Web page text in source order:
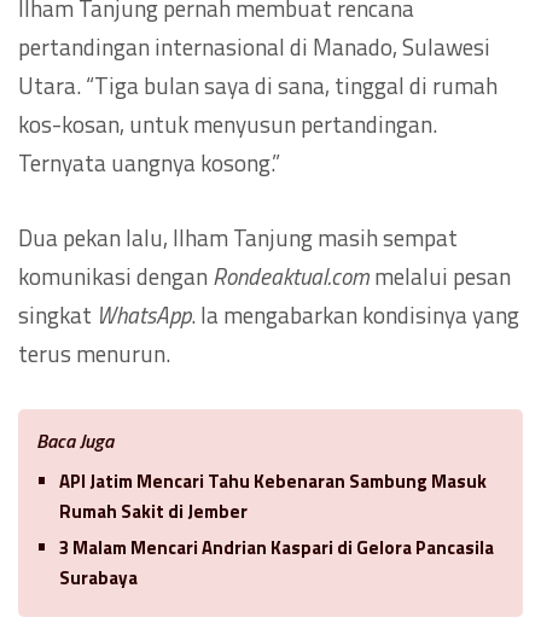
Ilham Tanjung pernah membuat rencana
pertandingan internasional di Manado, Sulawesi
Utara. “Tiga bulan saya di sana, tinggal di rumah
kos-kosan, untuk menyusun pertandingan.
Ternyata uangnya kosong.”
Dua pekan lalu, Ilham Tanjung masih sempat
komunikasi denganRondeaktual.commelalui pesan
singkat WhatsApp. Ia mengabarkan kondisinya yang
terus menurun.
Baca Juga
API Jatim Mencari Tahu Kebenaran Sambung Masuk
Rumah Sakit di Jember
3 Malam Mencari Andrian Kaspari di Gelora Pancasila
Surabaya